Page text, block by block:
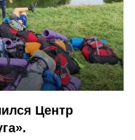
Центр